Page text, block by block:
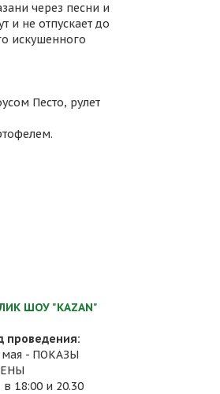
через песни и
и не отпускает до
искушенного
Песто, рулет
ШОУ "KAZAN"
проведения:
мая - ПОКАЗЫ
18:00 и 20.30